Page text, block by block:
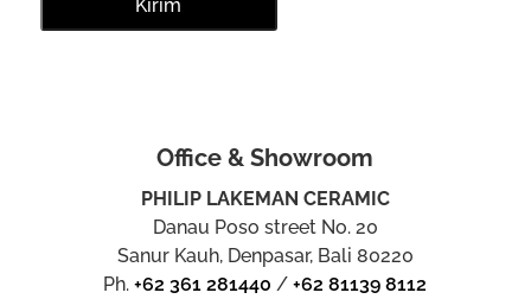
Office & Showroom
PHILIP LAKEMAN CERAMIC
Danau Poso street No. 20
Sanur Kauh, Denpasar, Bali 80220
Ph.+62 361 281440 /+62 81139 8112